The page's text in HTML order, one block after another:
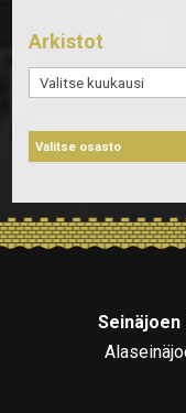
Arkistot
Arkistot
Seinäjoen